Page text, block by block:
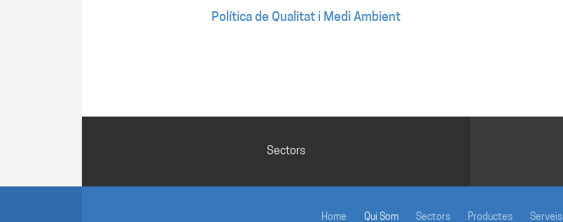
Política de Qualitat i Medi Ambient
Sectors
Home Qui Som Sectors Productes Serveis